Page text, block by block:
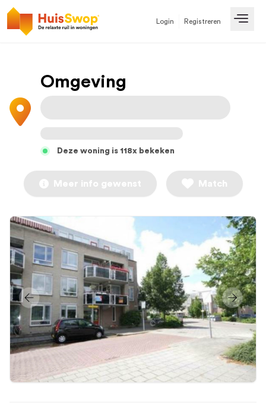
Login Registreren
Omgeving
Deze woning is 118x bekeken
Meer info gewenst Match